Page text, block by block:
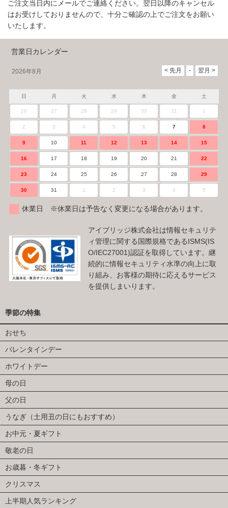
ご注文当日内にメールでご連絡ください。翌日以降のキャンセル
はお受けしておりませんので、十分ご確認の上でご注文をお願い
いたします。
営業日カレンダー
2026年8月
日 月 火 水 木 金 土
26 27 28 29 30 31 1
2 3 4 5 6 7 8
9 10 11 12 13 14 15
16 17 18 19 20 21 22
23 24 25 26 27 28 29
30 31 1 2 3 4 5
休業日 ※休業日は予告なく変更になる場合があります。
アイブリッジ株式会社は情報セキュリテ
ィ管理に関する国際規格であるISMS(IS
O/IEC27001)認証を取得しています。継
続的に情報セキュリティ水準の向上に取
り組み、お客様の期待に応えるサービス
を提供しまいります。
季節の特集
おせち
バレンタインデー
ホワイトデー
母の日
父の日
うなぎ（土用丑の日にもおすすめ）
お中元・夏ギフト
敬老の日
お歳暮・冬ギフト
クリスマス
上半期人気ランキング